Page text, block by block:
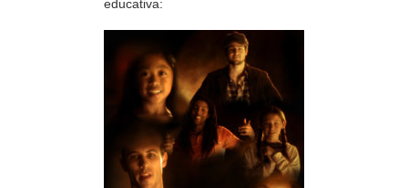
educativa: